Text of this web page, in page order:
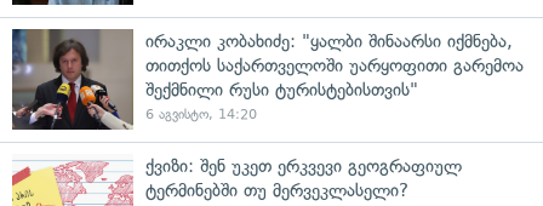
ირაკლი კობახიძე: "ყალბი შინაარსი იქმნება,
თითქოს საქართველოში უარყოფითი გარემოა
შექმნილი რუსი ტურისტებისთვის"
6 აგვისტო, 14:20
ქვიზი: შენ უკეთ ერკვევი გეოგრაფიულ
ტერმინებში თუ მერვეკლასელი?